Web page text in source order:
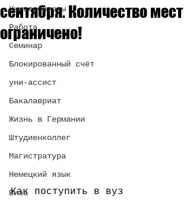
Университеты
Работа
Семинар
Блокированный счёт
уни-ассист
Бакалавриат
Жизнь в Германии
Штудиенколлег
Магистратура
Немецкий язык
Виза
сентября. Количество мест
ограничено!
Как поступить в вуз